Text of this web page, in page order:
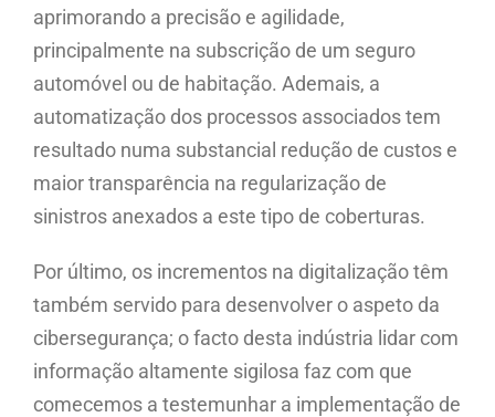
aprimorando a precisão e agilidade,
principalmente na subscrição de um seguro
automóvel ou de habitação. Ademais, a
automatização dos processos associados tem
resultado numa substancial redução de custos e
maior transparência na regularização de
sinistros anexados a este tipo de coberturas.
Por último, os incrementos na digitalização têm
também servido para desenvolver o aspeto da
cibersegurança; o facto desta indústria lidar com
informação altamente sigilosa faz com que
comecemos a testemunhar a implementação de